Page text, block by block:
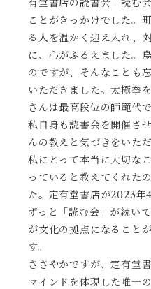
有堂書店の読書会「読む
ことがきっかけでした。
る人を温かく迎え入れ、
に、心がふるえました。
のですが、そんなことも
いただきました。太極拳
さんは最高段位の師範代
私自身も読書会を開催さ
んの教えと気づきをいただ
私にとって本当に大切な
っていると教えてくれた
た。定有堂書店が2023年
ずっと「読む会」が続い
が文化の拠点になること
す。
ささやかですが、定有堂
マインドを体現した唯一